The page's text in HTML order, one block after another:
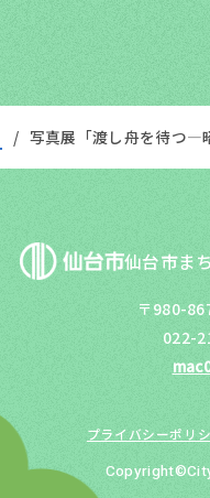
写真展「渡し舟を待つ―
仙台市ま
〒980-
022-
プライバシーポリ